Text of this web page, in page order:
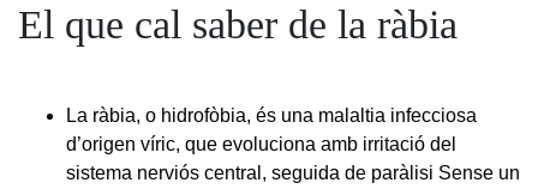
El que cal saber de la ràbia
La ràbia, o hidrofòbia, és una malaltia infecciosa
d’origen víric, que evoluciona amb irritació del
sistema nerviós central, seguida de paràlisi Sense un